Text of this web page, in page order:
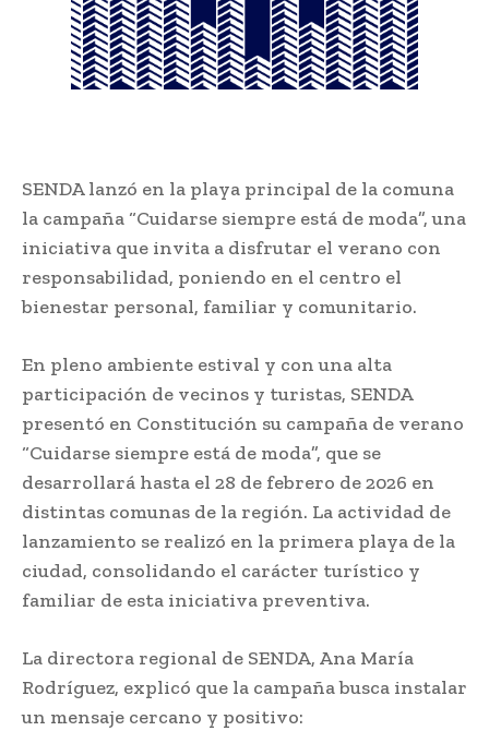
SENDA lanzó en la playa principal de la comuna
la campaña “Cuidarse siempre está de moda”, una
iniciativa que invita a disfrutar el verano con
responsabilidad, poniendo en el centro el
bienestar personal, familiar y comunitario.
En pleno ambiente estival y con una alta
participación de vecinos y turistas, SENDA
presentó en Constitución su campaña de verano
“Cuidarse siempre está de moda”, que se
desarrollará hasta el 28 de febrero de 2026 en
distintas comunas de la región. La actividad de
lanzamiento se realizó en la primera playa de la
ciudad, consolidando el carácter turístico y
familiar de esta iniciativa preventiva.
La directora regional de SENDA, Ana María
Rodríguez, explicó que la campaña busca instalar
un mensaje cercano y positivo: